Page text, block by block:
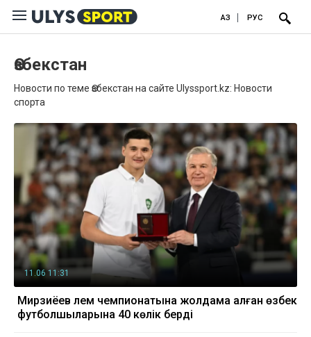
ҚАЗ РУС
Өзбекстан
Новости по теме Өзбекстан на сайте Ulyssport.kz: Новости
спорта
11.06 11:31
Мирзиёев әлем чемпионатына жолдама алған өзбек
футболшыларына 40 көлік берді